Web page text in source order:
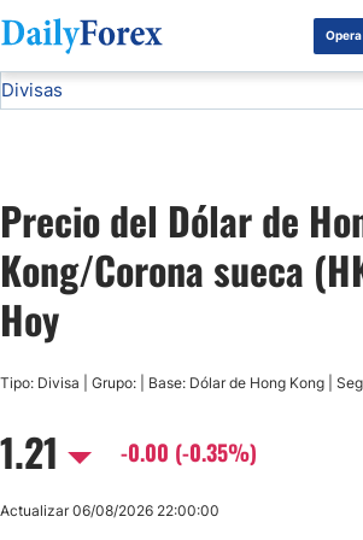
Divulgación del Anunciante
Divisas
USD/JPY
GBP/USD
AUD/USD
Precio del Dólar de
Kong/Corona sueca
Hoy
Tipo: Divisa | Grupo: | Base: Dólar de Hong Kong |
1.21 -0.00 (-0.35%)
Actualizar 06/08/2026 22:00:00